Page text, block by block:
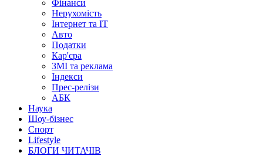
Фінанси
Нерухомість
Інтернет та IT
Авто
Податки
Кар'єра
ЗМІ та реклама
Індекси
Прес-релізи
АБК
Наука
Шоу-бізнес
Спорт
Lifestyle
БЛОГИ ЧИТАЧІВ